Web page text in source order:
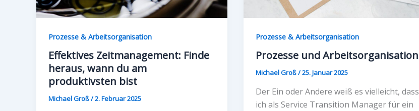
Prozesse & Arbeitsorganisation
Effektives Zeitmanagement: Finde
heraus, wann du am
produktivsten bist
Michael Groß/2. Februar 2025
Prozesse & Arbeitsorganisation
Prozesse und Arbeitsorganisation
Michael Groß/25. Januar 2025
Der Ein oder Andere weiß es vielleicht, dass
ich als Service Transition Manager für ein